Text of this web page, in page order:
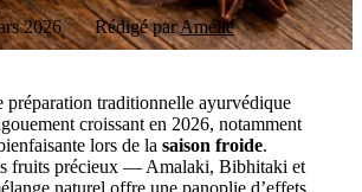
2026 Rédigé parAmélie
préparation traditionnelle ayurvédique
croissant en 2026, notamment
lors de la saison froide.
fruits précieux — Amalaki, Bibhitaki et